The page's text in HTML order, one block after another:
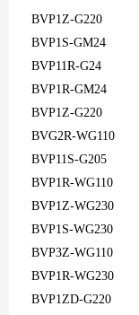
BVP1Z-G220
BVP1S-GM24
BVP11R-G24
BVP1R-GM24
BVP1Z-G220
BVG2R-WG110
BVP11S-G205
BVP1R-WG110
BVP1Z-WG230
BVP1S-WG230
BVP3Z-WG110
BVP1R-WG230
BVP1ZD-G220